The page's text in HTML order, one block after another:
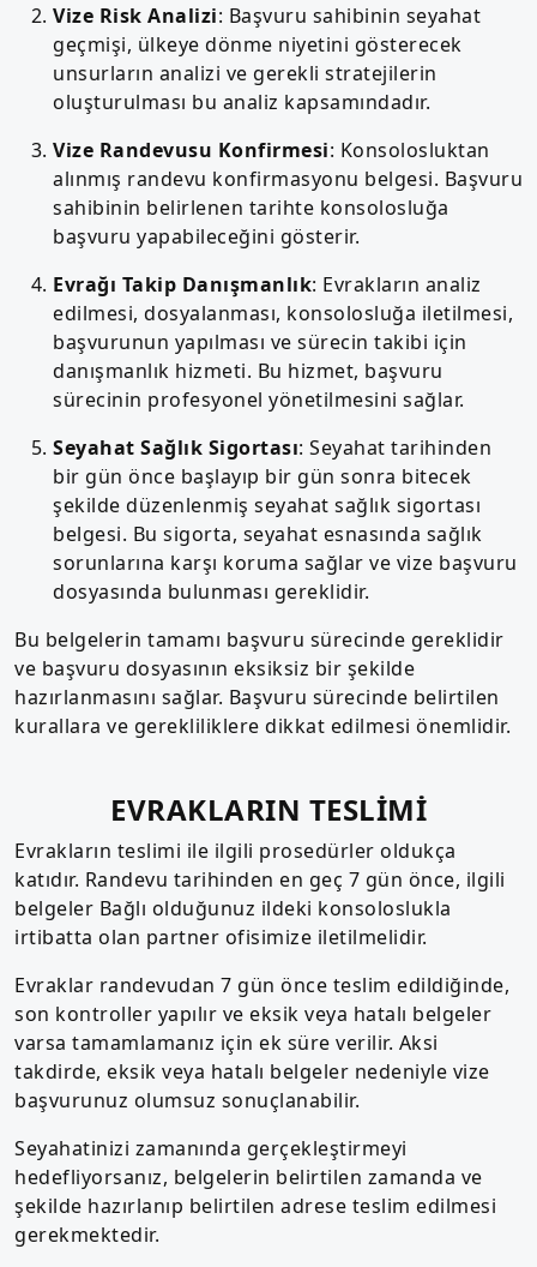
Vize Risk Analizi: Başvuru sahibinin seyahat
geçmişi, ülkeye dönme niyetini gösterecek
unsurların analizi ve gerekli stratejilerin
oluşturulması bu analiz kapsamındadır.
Vize Randevusu Konfirmesi: Konsolosluktan
alınmış randevu konfirmasyonu belgesi. Başvuru
sahibinin belirlenen tarihte konsolosluğa
başvuru yapabileceğini gösterir.
Evrağı Takip Danışmanlık: Evrakların analiz
edilmesi, dosyalanması, konsolosluğa iletilmesi,
başvurunun yapılması ve sürecin takibi için
danışmanlık hizmeti. Bu hizmet, başvuru
sürecinin profesyonel yönetilmesini sağlar.
Seyahat Sağlık Sigortası: Seyahat tarihinden
bir gün önce başlayıp bir gün sonra bitecek
şekilde düzenlenmiş seyahat sağlık sigortası
belgesi. Bu sigorta, seyahat esnasında sağlık
sorunlarına karşı koruma sağlar ve vize başvuru
dosyasında bulunması gereklidir.
Bu belgelerin tamamı başvuru sürecinde gereklidir
ve başvuru dosyasının eksiksiz bir şekilde
hazırlanmasını sağlar. Başvuru sürecinde belirtilen
kurallara ve gerekliliklere dikkat edilmesi önemlidir.
EVRAKLARIN TESLİMİ
Evrakların teslimi ile ilgili prosedürler oldukça
katıdır. Randevu tarihinden en geç 7 gün önce, ilgili
belgeler Bağlı olduğunuz ildeki konsoloslukla
irtibatta olan partner ofisimize iletilmelidir.
Evraklar randevudan 7 gün önce teslim edildiğinde,
son kontroller yapılır ve eksik veya hatalı belgeler
varsa tamamlamanız için ek süre verilir. Aksi
takdirde, eksik veya hatalı belgeler nedeniyle vize
başvurunuz olumsuz sonuçlanabilir.
Seyahatinizi zamanında gerçekleştirmeyi
hedefliyorsanız, belgelerin belirtilen zamanda ve
şekilde hazırlanıp belirtilen adrese teslim edilmesi
gerekmektedir.